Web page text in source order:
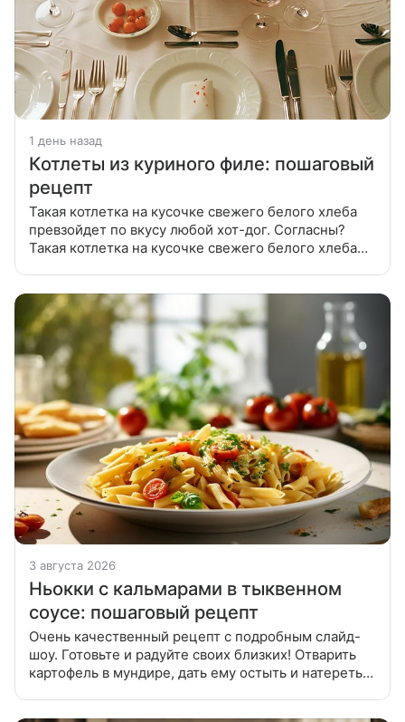
1 день назад
Котлеты из куриного филе: пошаговый
рецепт
Такая котлетка на кусочке свежего белого хлеба
превзойдет по вкусу любой хот-дог. Согласны?
Такая котлетка на кусочке свежего белого хлеба
3 августа 2026
Ньокки с кальмарами в тыквенном
соусе: пошаговый рецепт
Очень качественный рецепт с подробным слайд-
шоу. Готовьте и радуйте своих близких! Отварить
картофель в мундире, дать ему остыть и натереть